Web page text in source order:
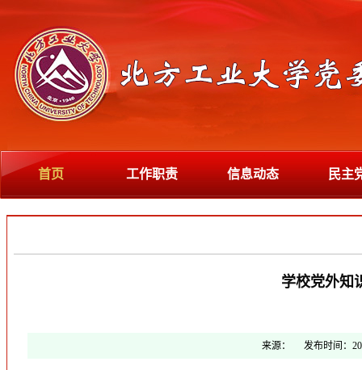
首页 工作职责 信息动态 民主
学校党外知
来源： 发布时间：